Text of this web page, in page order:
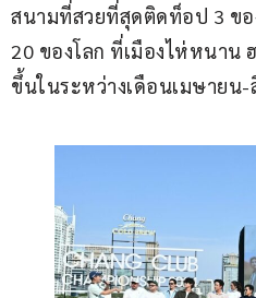
สนามที่สวยที่สุดติดท็อป 3 ข
20 ของโลก ที่เมืองไห่หนาน
ขึ้นในระหว่างเดือนเมษายน